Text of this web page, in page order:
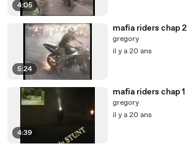
4:05
5:24
mafia riders chap 2
gregory
il y a 20 ans
4:39
mafia riders chap 1
gregory
il y a 20 ans